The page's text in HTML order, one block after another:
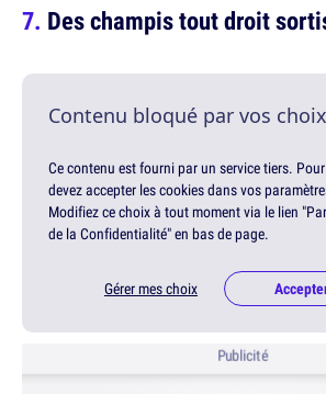
Des champis tout droit
Contenu bloqué par vos
Ce contenu est fourni par un service tiers.
devez accepter les cookies dans vos
Modifiez ce choix à tout moment via le lien
de la Confidentialité" en bas de page.
Gérer mes choix
Publicité